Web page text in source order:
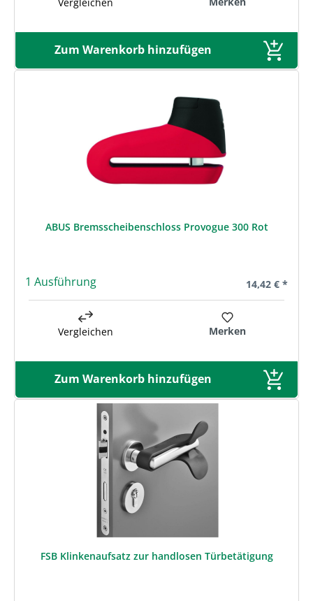
Zum Warenkorb hinzufügen
ABUS Bremsscheibenschloss Provogue 300 Rot
1 Ausführung Regulärer
14,42 € *
Vergleichen Merken
Zum Warenkorb hinzufügen
FSB Klinkenaufsatz zur handlosen Türbetätigung